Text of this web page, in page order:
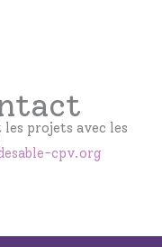
projets avec les
cpv.org